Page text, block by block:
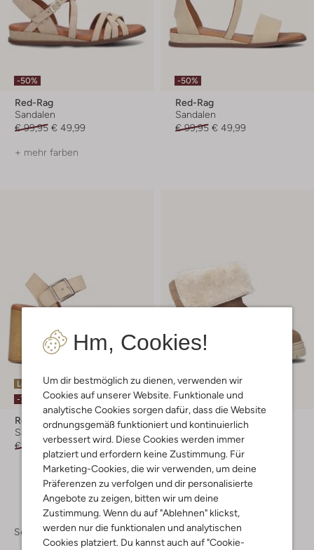
Hm, Cookies!
Um dir bestmöglich zu dienen, verwenden wir
Cookies auf unserer Website. Funktionale und
analytische Cookies sorgen dafür, dass die Website
ordnungsgemäß funktioniert und kontinuierlich
verbessert wird. Diese Cookies werden immer
platziert und erfordern keine Zustimmung. Für
Marketing-Cookies, die wir verwenden, um deine
Präferenzen zu verfolgen und dir personalisierte
Angebote zu zeigen, bitten wir um deine
Zustimmung. Wenn du auf "Ablehnen" klickst,
werden nur die funktionalen und analytischen
Cookies platziert. Du kannst auch auf "Cookie-
-50%
Red-Rag
Sandalen
€ 99,95 € 49,99
+ mehr farben
-50%
Red-Rag
Sandalen
€ 99,95 € 49,99
Letzte Größen
-70%
Red-Rag
Sandaletten mit Absatz
€ 119,95 € 35,99
-50%
Red-Rag
Winterstiefel
€ 169,95
€ 84,99
Schuhe Schuhe Damen